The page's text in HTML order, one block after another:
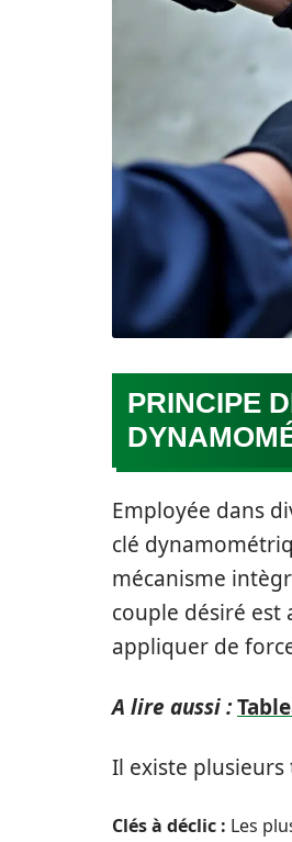
PRINCIPE
Employée dans
clé
mécanisme
couple désiré est
appliquer de
A lire aussi :
Il existe
Clés à déclic : Les